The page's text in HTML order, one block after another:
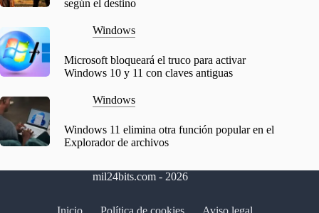
según el destino
Windows
Microsoft bloqueará el truco para activar
Windows 10 y 11 con claves antiguas
Windows
Windows 11 elimina otra función popular en el
Explorador de archivos
mil24bits.com - 2026